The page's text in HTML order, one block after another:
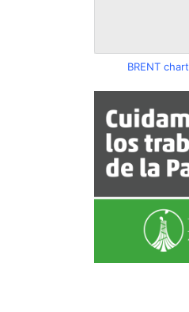
BRENT chart